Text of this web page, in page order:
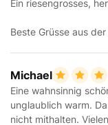
Ein riesengrosses,
Beste Grüsse aus
Michael
Eine wahnsinnig
unglaublich warm.
nicht mithalten.